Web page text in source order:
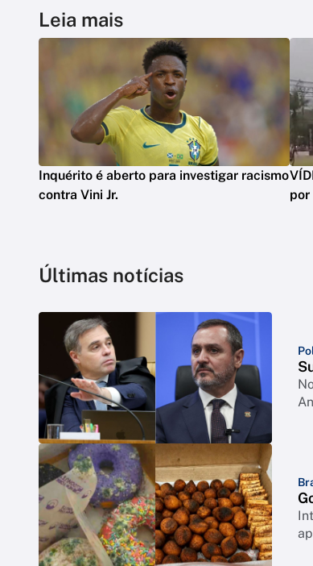
Leia mais
Inquérito é aberto para investigar racismo
contra Vini Jr.
por
Últimas notícias